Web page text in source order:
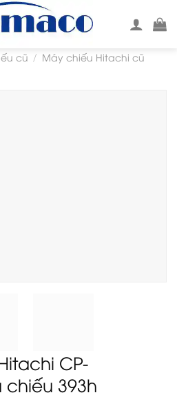
cũ / Máy chiếu Hitachi cũ
CP-
chiếu 393h